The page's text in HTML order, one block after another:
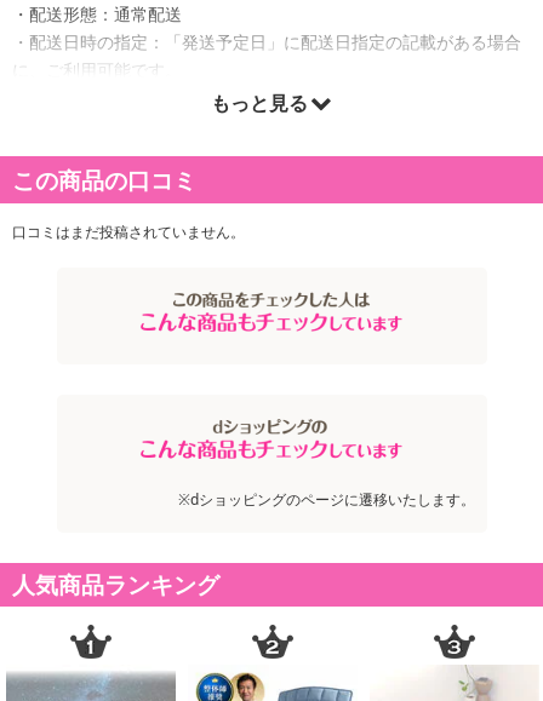
・配送形態：通常配送
・配送日時の指定：「発送予定日」に配送日指定の記載がある場合
に、ご利用可能です。
※発送予定日は到着日ではありません。
商品詳細
もっと見る
この商品の口コミ
口コミはまだ投稿されていません。
※dショッピングのページに遷移いたします。
人気商品ランキング